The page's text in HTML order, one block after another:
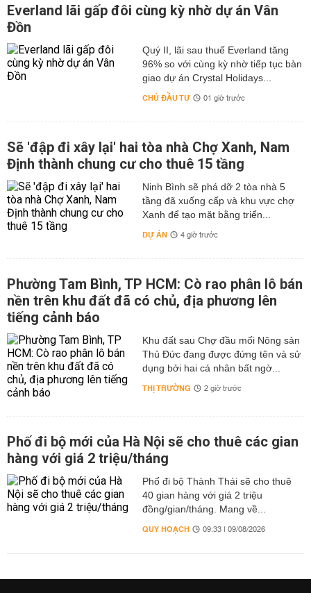
Everland lãi gấp đôi cùng kỳ nhờ dự án Vân
Đồn
Quý II, lãi sau thuế Everland tăng
96% so với cùng kỳ nhờ tiếp tục bàn
giao dự án Crystal Holidays...
CHỦ ĐẦU TƯ 01 giờ trước
Sẽ 'đập đi xây lại' hai tòa nhà Chợ Xanh, Nam
Định thành chung cư cho thuê 15 tầng
Ninh Bình sẽ phá dỡ 2 tòa nhà 5
tầng đã xuống cấp và khu vực chợ
Xanh để tạo mặt bằng triển...
DỰ ÁN 4 giờ trước
Phường Tam Bình, TP HCM: Cò rao phân lô bán
nền trên khu đất đã có chủ, địa phương lên
tiếng cảnh báo
Khu đất sau Chợ đầu mối Nông sản
Thủ Đức đang được đứng tên và sử
dụng bởi hai cá nhân bất ngờ...
THỊ TRƯỜNG 2 giờ trước
Phố đi bộ mới của Hà Nội sẽ cho thuê các gian
hàng với giá 2 triệu/tháng
Phố đi bộ Thành Thái sẽ cho thuê
40 gian hàng với giá 2 triệu
đồng/gian/tháng. Mang về...
QUY HOẠCH 09:33 | 09/08/2026